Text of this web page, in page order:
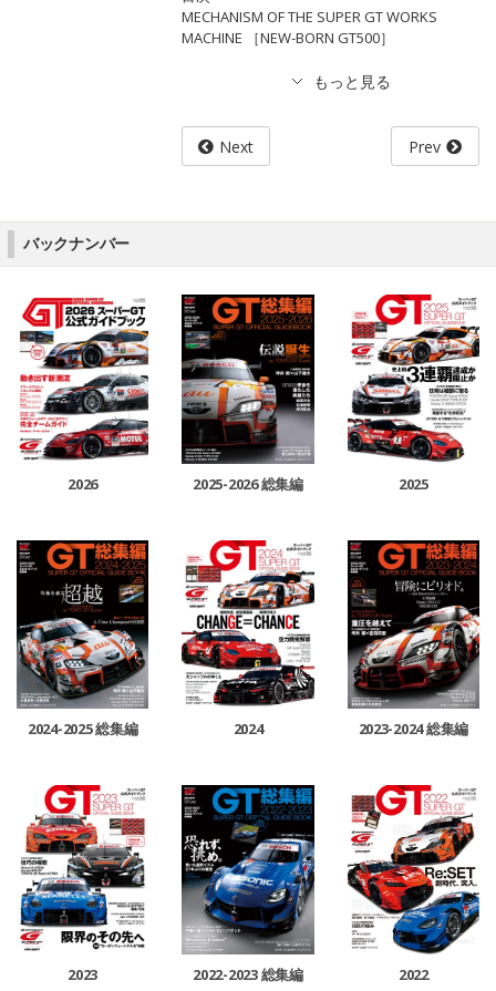
MECHANISM OF THE SUPER GT WORKS
MACHINE ［NEW-BORN GT500］
Next Prev
バックナンバー
2026 2025-2026 総集編 2025
2024-2025 総集編 2024 2023-2024 総集編
2023 2022-2023 総集編 2022